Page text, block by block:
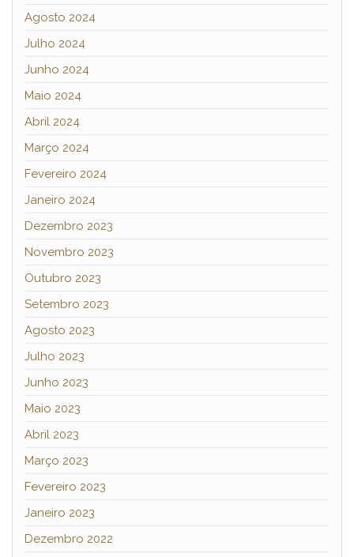
Agosto 2024
Julho 2024
Junho 2024
Maio 2024
Abril 2024
Março 2024
Fevereiro 2024
Janeiro 2024
Dezembro 2023
Novembro 2023
Outubro 2023
Setembro 2023
Agosto 2023
Julho 2023
Junho 2023
Maio 2023
Abril 2023
Março 2023
Fevereiro 2023
Janeiro 2023
Dezembro 2022